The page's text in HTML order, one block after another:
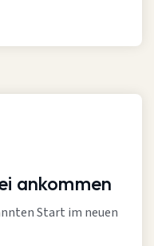
ankommen
Start im neuen